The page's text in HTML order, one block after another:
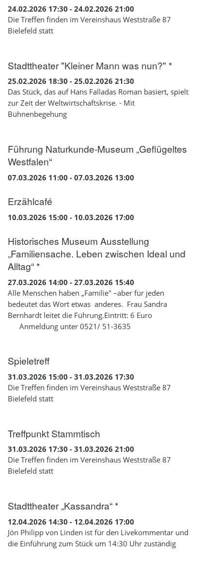
24.02.2026 17:30 - 24.02.2026 21:00
Die Treffen finden im Vereinshaus Weststraße 87
Bielefeld statt
Stadttheater "Kleiner Mann was nun?" *
25.02.2026 18:30 - 25.02.2026 21:30
Das Stück, das auf Hans Falladas Roman basiert, spielt
zur Zeit der Weltwirtschaftskrise. - Mit
Bühnenbegehung
Führung Naturkunde-Museum „Geflügeltes
Westfalen“
07.03.2026 11:00 - 07.03.2026 13:00
Erzählcafé
10.03.2026 15:00 - 10.03.2026 17:00
Historisches Museum Ausstellung
„Familiensache. Leben zwischen Ideal und
Alltag“ *
27.03.2026 14:00 - 27.03.2026 15:40
Alle Menschen haben „Familie" –aber für jeden
bedeutet das Wort etwas anderes. Frau Sandra
Bernhardt leitet die Führung.Eintritt: 6 Euro
Anmeldung unter 0521/ 51-3635
Spieletreff
31.03.2026 15:00 - 31.03.2026 17:30
Die Treffen finden im Vereinshaus Weststraße 87
Bielefeld statt
Treffpunkt Stammtisch
31.03.2026 17:30 - 31.03.2026 21:00
Die Treffen finden im Vereinshaus Weststraße 87
Bielefeld statt
Stadttheater „Kassandra“ *
12.04.2026 14:30 - 12.04.2026 17:00
Jón Philipp von Linden ist für den Livekommentar und
die Einführung zum Stück um 14:30 Uhr zuständig